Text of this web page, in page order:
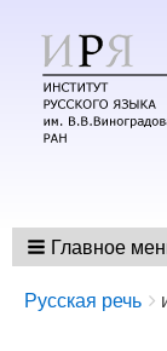
Главное
Breadcrumbs
You
Русская речь